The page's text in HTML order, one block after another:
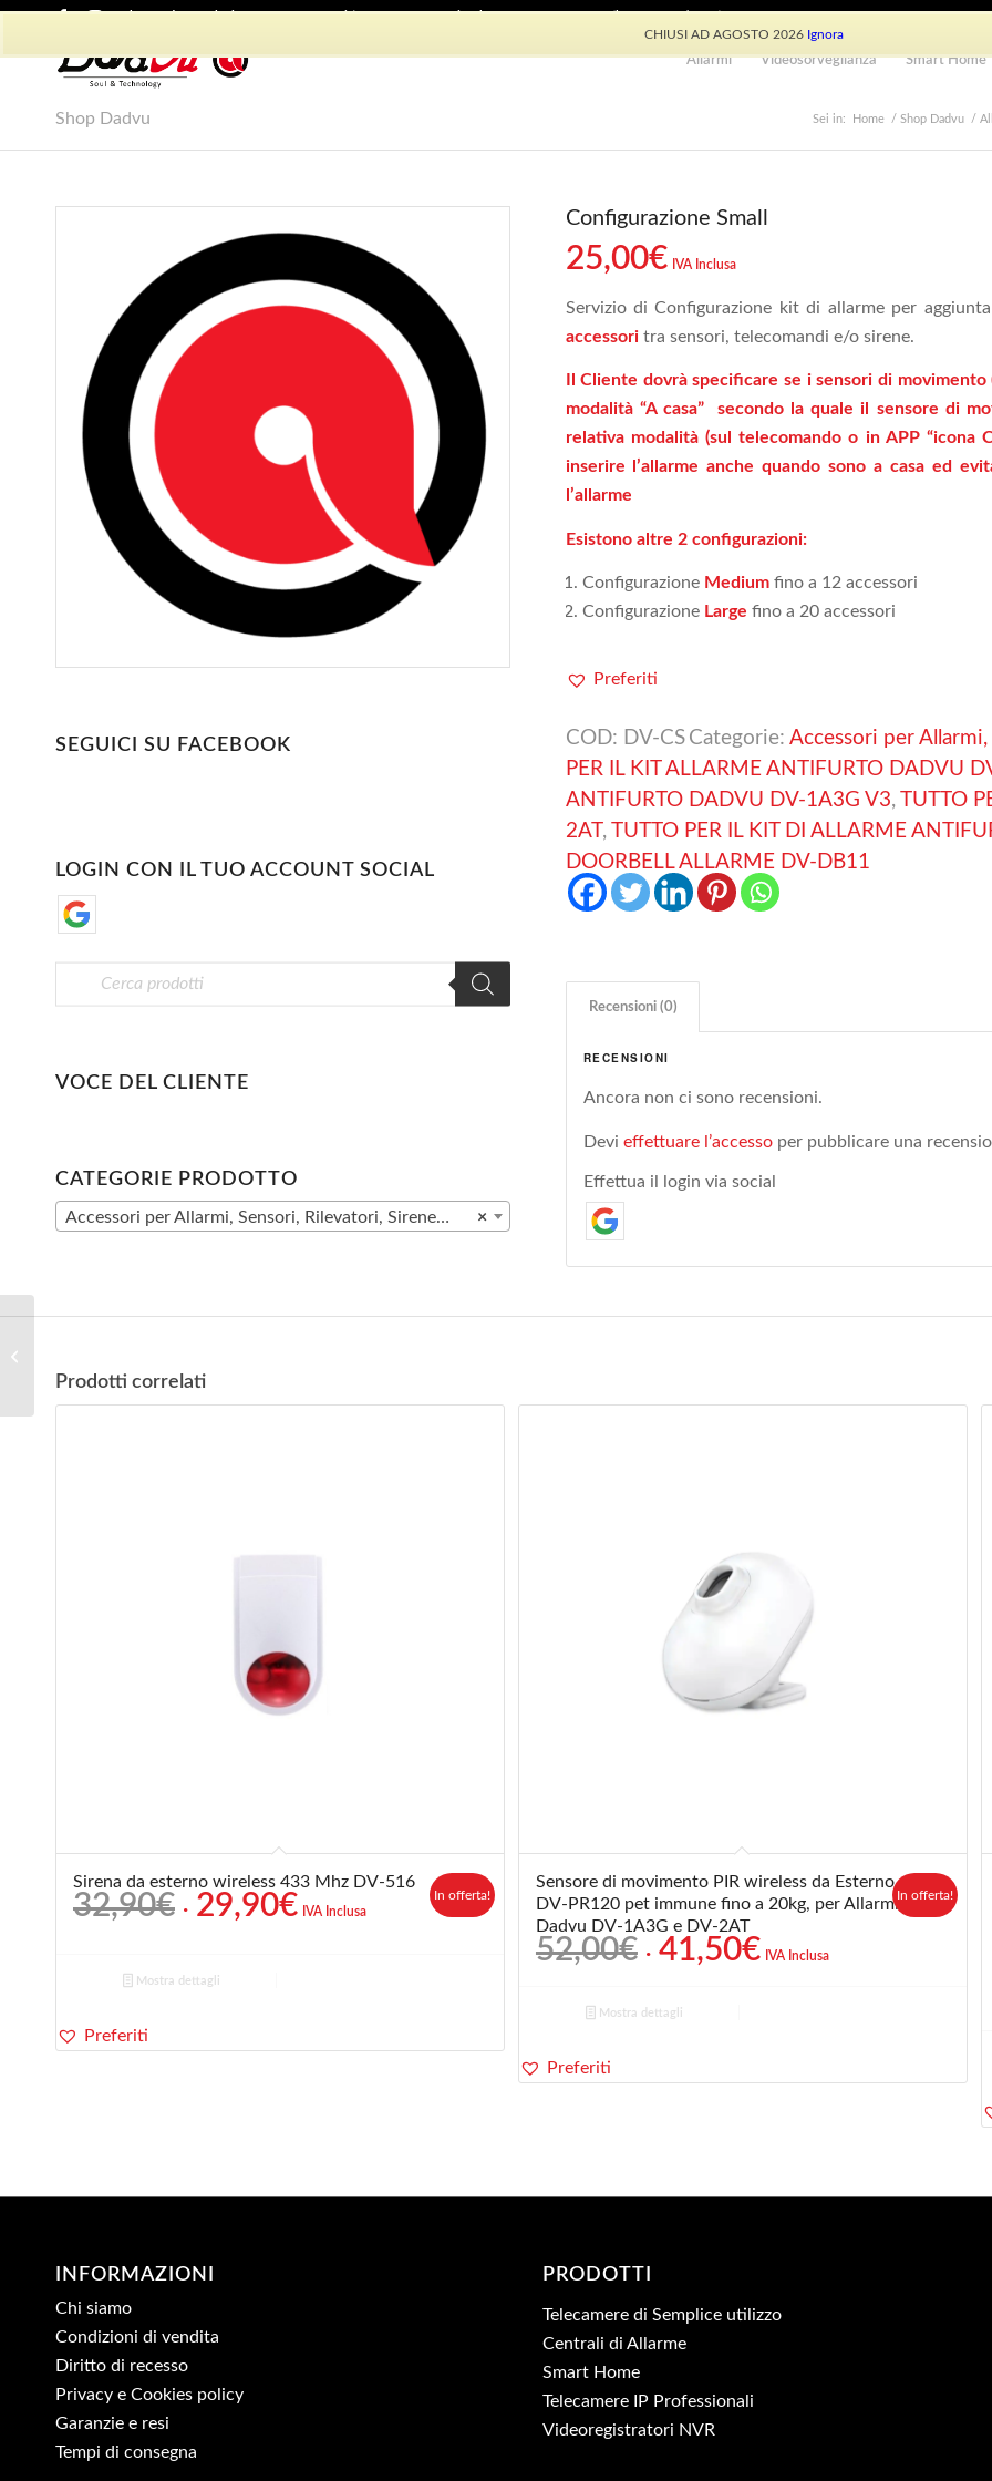
CHIUSI AD AGOSTO 2026 Ignora
Allarmi Videosorveglianza Smart Home
Shop Dadvu Sei in: Home / Shop Dadvu /
SEGUICI SU FACEBOOK
LOGIN CON IL TUO ACCOUNT SOCIAL
VOCE DEL CLIENTE
CATEGORIE PRODOTTO
×
Accessori per Allarmi, Sensori, Rilevatori, Sirene…
Configurazione Small
25,00€ IVA Inclusa
Servizio di Configurazione kit di allarme per
accessoritra sensori, telecomandi e/o sirene.
Il Cliente dovrà specificare se i sensori di
modalità “A casa” secondo la quale il sensore di
relativa modalità (sul telecomando o in APP “icona
inserire l’allarme anche quando sono a casa ed
l’allarme
Esistono altre 2 configurazioni:
Configurazione Mediumfino a 12 accessori
Configurazione Large fino a 20 accessori
Preferiti
COD: DV-CS Categorie: Accessori per
PER IL KIT ALLARME ANTIFURTO DADVU
ANTIFURTO DADVU DV-1A3G V3,
TUTTO
2AT ,
TUTTO PER IL KIT DI ALLARME
DOORBELL ALLARME DV-DB11
Recensioni (0)
RECENSIONI
Ancora non ci sono recensioni.
Devi effettuare l’accessoper pubblicare una
Effettua il login via social
Prodotti correlati
Sirena da esterno wireless 433 Mhz DV-516
32,90€ Il
prezzo
era:
29,90€IlIVA Inclusa
In offerta!
Mostra dettagli
Preferiti
Sensore di movimento PIR wireless da Esterno,
DV-PR120 pet immune fino a 20kg, per Allarmi
Dadvu DV-1A3G e DV-2AT
52,00€ Il
prezzo
originale
era:
41,50€IlIVA Inclusa
In offerta!
Mostra dettagli
Preferiti
INFORMAZIONI
Chi siamo
Condizioni di vendita
Diritto di recesso
Privacy e Cookies policy
Garanzie e resi
Tempi di consegna
PRODOTTI
Telecamere di Semplice utilizzo
Centrali di Allarme
Smart Home
Telecamere IP Professionali
Videoregistratori NVR
comandi vocali per